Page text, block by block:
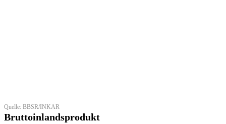
Quelle: BBSR/INKAR
Bruttoinlandsprodukt